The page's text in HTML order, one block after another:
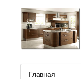
Главная